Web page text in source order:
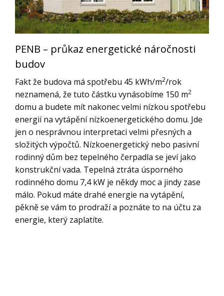
PENB – průkaz energetické náročnosti
budov
Fakt že budova má spotřebu 45 kWh/m2/rok
neznamená, že tuto částku vynásobíme 150 m2
domu a budete mít nakonec velmi nízkou spotřebu
energií na vytápění nízkoenergetického domu. Jde
jen o nesprávnou interpretaci velmi přesných a
složitých výpočtů. Nízkoenergetický nebo pasivní
rodinný dům bez tepelného čerpadla se jeví jako
konstrukční vada. Tepelná ztráta úsporného
rodinného domu 7,4 kW je někdy moc a jindy zase
málo. Pokud máte drahé energie na vytápění,
pěkně se vám to prodraží a poznáte to na účtu za
energie, který zaplatíte.